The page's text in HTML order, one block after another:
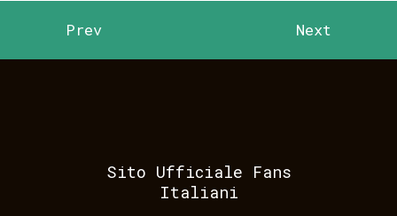
Prev Next
Sito Ufficiale Fans
Italiani